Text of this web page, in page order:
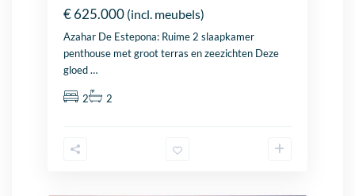
€ 625.000 (incl. meubels)
Azahar De Estepona: Ruime 2 slaapkamer
penthouse met groot terras en zeezichten Deze
gloed…
2 2